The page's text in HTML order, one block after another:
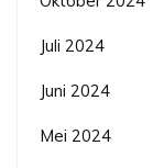
Juli 2024
Juni 2024
Mei 2024